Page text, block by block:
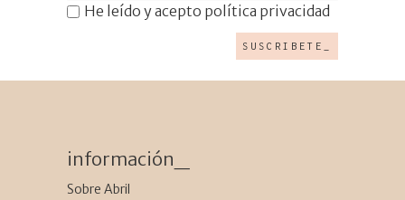
He leído y acepto política privacidad
del Empordà
Trímera, una tienda
información_
Sobre Abril